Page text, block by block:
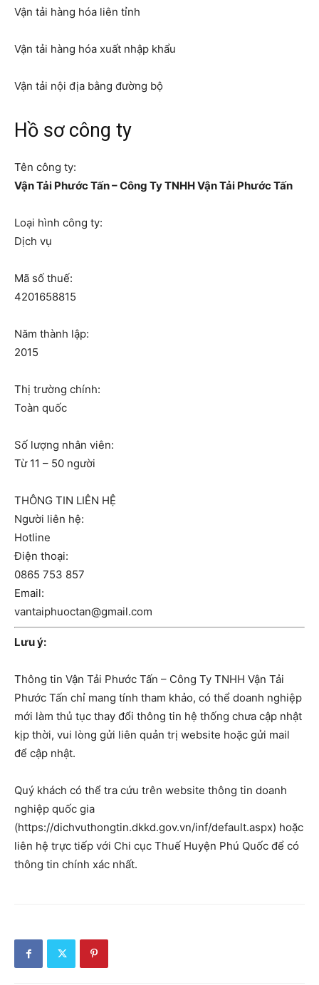
Vận tải hàng hóa liên tỉnh
Vận tải hàng hóa xuất nhập khẩu
Vận tải nội địa bằng đường bộ
Hồ sơ công ty
Tên công ty:
Vận Tải Phước Tấn – Công Ty TNHH Vận Tải Phước Tấn
Loại hình công ty:
Dịch vụ
Mã số thuế:
4201658815
Năm thành lập:
2015
Thị trường chính:
Toàn quốc
Số lượng nhân viên:
Từ 11 – 50 người
THÔNG TIN LIÊN HỆ
Người liên hệ:
Hotline
Điện thoại:
0865 753 857
Email:
vantaiphuoctan@gmail.com
Lưu ý:
Thông tin Vận Tải Phước Tấn – Công Ty TNHH Vận Tải
Phước Tấn chỉ mang tính tham khảo, có thể doanh nghiệp
mới làm thủ tục thay đổi thông tin hệ thống chưa cập nhật
kịp thời, vui lòng gửi liên quản trị website hoặc gửi mail
để cập nhật.
Quý khách có thể tra cứu trên website thông tin doanh
nghiệp quốc gia
(https://dichvuthongtin.dkkd.gov.vn/inf/default.aspx) hoặc
liên hệ trực tiếp với Chi cục Thuế Huyện Phú Quốc để có
thông tin chính xác nhất.